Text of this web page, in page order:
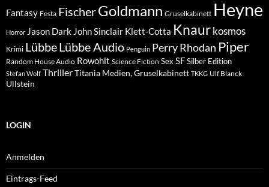
Fantasy Festa FischerGoldmann Gruselkabinett Heyne
Horror Jason Dark John Sinclair Klett-Cotta Knaur kosmos
Krimi LübbeLübbe Audio Penguin Perry Rhodan Piper
Random House Audio Rowohlt Science Fiction Sex SFSilber Edition
Stefan Wolf ThrillerTitania Medien, Gruselkabinett TKKG Ulf Blanck
Ullstein
LOGIN
Anmelden
Eintrags-Feed